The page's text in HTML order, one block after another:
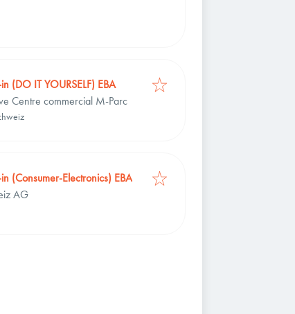
(DO IT YOURSELF) EBA
Centre commercial M-Parc
(Consumer-Electronics) EBA
AG